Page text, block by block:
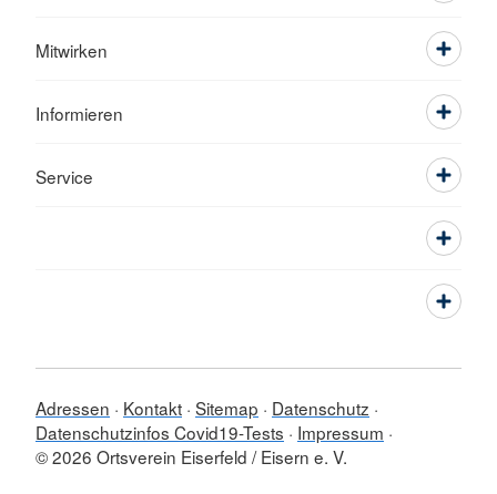
Mitwirken
Informieren
Service
Adressen Kontakt Sitemap
Datenschutz
Datenschutzinfos Covid19-Tests
Impressum
© 2026 Ortsverein Eiserfeld / Eisern e. V.